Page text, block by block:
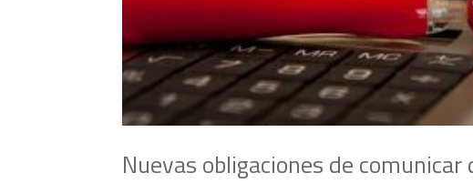
Nuevas obligaciones de comunicar